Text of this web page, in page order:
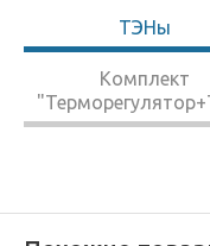
ТЭНы
Комплект